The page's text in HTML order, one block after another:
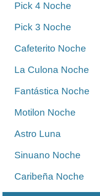
Pick 4 Noche
Pick 3 Noche
Cafeterito Noche
La Culona Noche
Fantástica Noche
Motilon Noche
Astro Luna
Sinuano Noche
Caribeña Noche